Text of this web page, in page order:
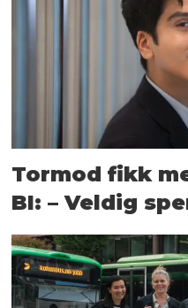
Tormod fikk
BI: – Veldig